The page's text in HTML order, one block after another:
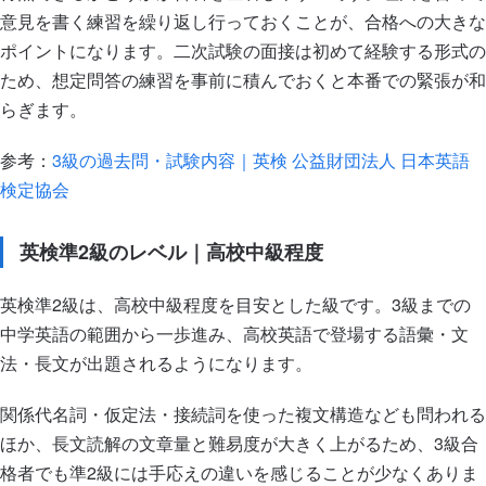
意見を書く練習を繰り返し行っておくことが、合格への大きな
ポイントになります。二次試験の面接は初めて経験する形式の
ため、想定問答の練習を事前に積んでおくと本番での緊張が和
らぎます。
参考： 3級の過去問・試験内容｜英検 公益財団法人 日本英語
検定協会
英検準2級のレベル｜高校中級程度
英検準2級は、高校中級程度を目安とした級です。3級までの
中学英語の範囲から一歩進み、高校英語で登場する語彙・文
法・長文が出題されるようになります。
関係代名詞・仮定法・接続詞を使った複文構造なども問われる
ほか、長文読解の文章量と難易度が大きく上がるため、3級合
格者でも準2級には手応えの違いを感じることが少なくありま